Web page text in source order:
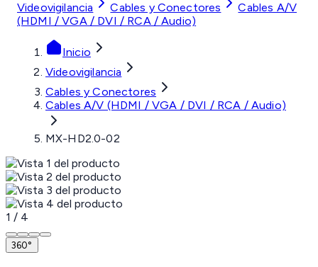
Videovigilancia Cables y Conectores
Cables A/V
(HDMI / VGA / DVI / RCA / Audio)
Inicio
Videovigilancia
Cables y Conectores
Cables A/V (HDMI / VGA / DVI / RCA / Audio)
MX-HD2.0-02
1 / 4
360°